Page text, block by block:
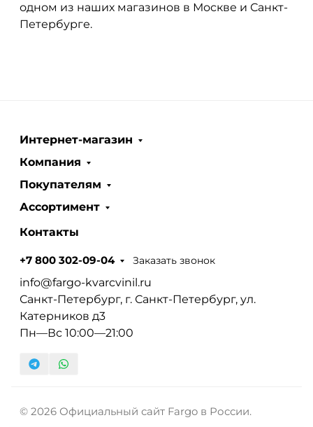
одном из наших магазинов в Москве и Санкт-
Петербурге.
Интернет-магазин
Компания
Покупателям
Ассортимент
Контакты
+7 800 302-09-04 Заказать звонок
info@fargo-kvarcvinil.ru
Санкт-Петербург, г. Санкт-Петербург, ул.
Катерников д3
Пн—Вс 10:00—21:00
© 2026 Официальный сайт Fargo в России.